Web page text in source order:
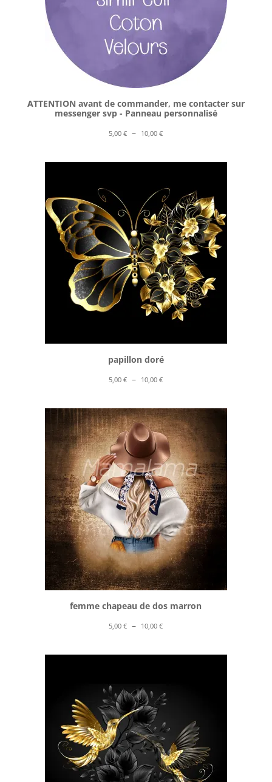
ATTENTION avant de commander, me contacter sur
messenger svp - Panneau personnalisé
5,00€ – 10,00€Plage
prix :
à
10,00 €
papillon doré
5,00€ – 10,00€Plage
prix :
5,00 €
à
10,00 €
femme chapeau de dos marron
5,00€ – 10,00€Plage
prix :
10,00 €